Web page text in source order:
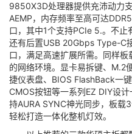
9850X3D处理器提供充沛动力
AEMP，内存频率至高可达
口，其中1个支持PCIe 5.。不止
还有后置USB 20Gbps Type-C
口，满足高速扩展所需。同样
的网络环境。显卡易拆键、M.2
捷仪表盘、BIOS FlashBack一
CMOS按钮等一系列EZ DIY设
持AURA SYNC神光同步，板载
轻松打造一体化整机灯效。